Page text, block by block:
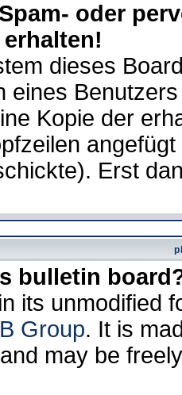
oder
dieses
eines
Kopie der
Erst
bulletin
its unmodified
Group. It is
may be